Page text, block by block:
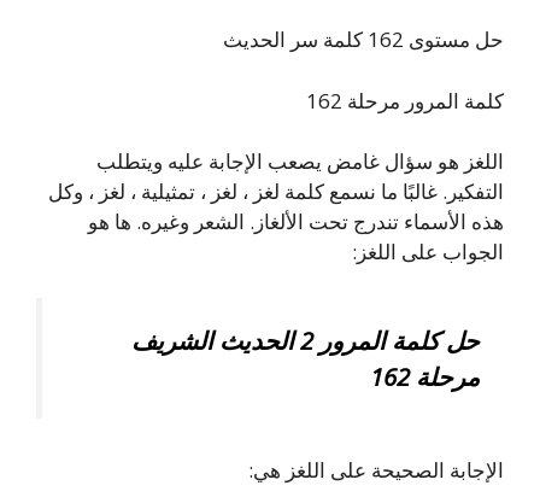
حل مستوى 162 كلمة سر الحديث
كلمة المرور مرحلة 162
اللغز هو سؤال غامض يصعب الإجابة عليه ويتطلب
التفكير. غالبًا ما نسمع كلمة لغز ، لغز ، تمثيلية ، لغز ، وكل
هذه الأسماء تندرج تحت الألغاز. الشعر وغيره. ها هو
الجواب على اللغز:
حل كلمة المرور 2 الحديث الشريف
مرحلة 162
الإجابة الصحيحة على اللغز هي: